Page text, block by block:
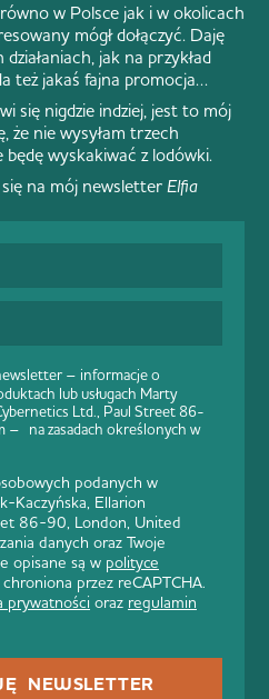
– informacje o
lub usługach Marty
Ltd., Paul Street 86-
– na zasadach określonych w
podanych w
Kaczyńska, Ellarion
86-90, London, United
danych oraz Twoje
opisane są w polityce
przez reCAPTCHA.
prywatności oraz regulamin
NEWSLETTER
w Polsce jak i w okolicach
mógł dołączyć. Daję
jak na przykład
też jakaś fajna promocja…
się nigdzie indziej, jest to mój
że nie wysyłam trzech
wyskakiwać z lodówki.
na mój newsletter Elfia